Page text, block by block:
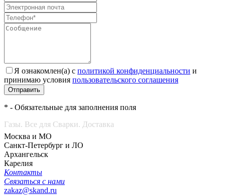
Я ознакомлен(а) с политикой конфиденциальности и
принимаю условия пользовательского соглашения
Отправить
* - Обязательные для заполнения поля
Газы. Все для Сварки. Доставка
Москва и МО
Санкт-Петербург и ЛО
Архангельск
Карелия
Контакты
Связаться с нами
zakaz@skand.ru